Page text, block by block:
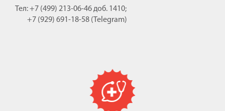
Тел: +7 (499) 213-06-46 доб. 1410;
+7 (929) 691-18-58 (Telegram)